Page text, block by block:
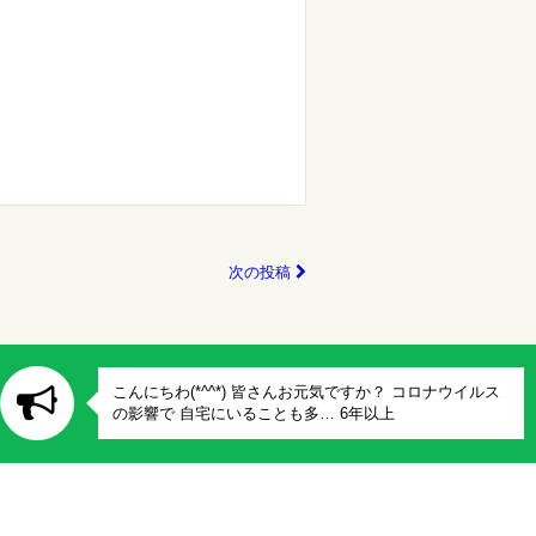
次の投稿
こんにちわ(*^^*) 皆さんお元気ですか？ コロナウイルス
の影響で 自宅にいることも多… 6年以上